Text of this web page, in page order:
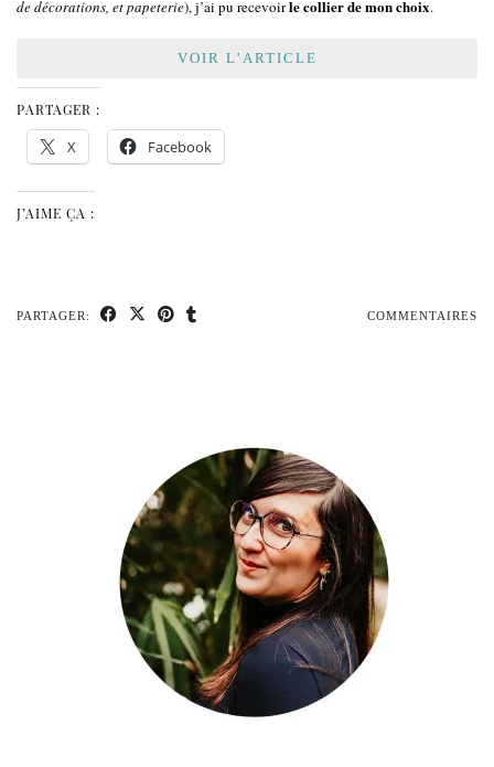
de décorations, et papeterie), j’ai pu recevoirle collier de mon choix.
VOIR L’ARTICLE
PARTAGER :
X Facebook
J’AIME ÇA :
PARTAGER: COMMENTAIRES